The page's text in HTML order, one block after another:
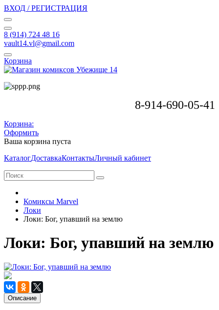
ВХОД / РЕГИСТРАЦИЯ
8 (914) 724 48 16
vault14.vl@gmail.com
Корзина
8-914-690-05-41
Корзина:
Оформить
Ваша корзина пуста
КаталогДоставкаКонтактыЛичный кабинет
Комиксы Marvel
Локи
Локи: Бог, упавший на землю
Локи: Бог, упавший на землю
Описание